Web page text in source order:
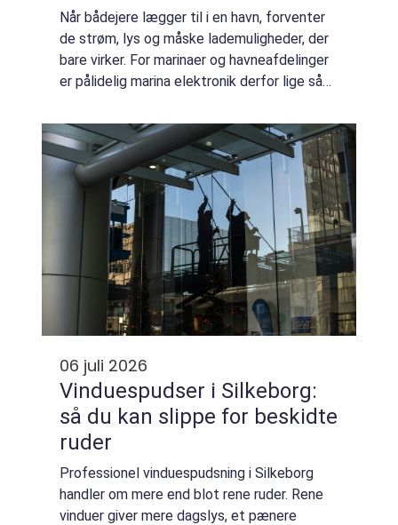
Når bådejere lægger til i en havn, forventer
de strøm, lys og måske lademuligheder, der
bare virker. For marinaer og havneafdelinger
er pålidelig marina elektronik derfor lige så
løsninger handler ikke ku...
06 juli 2026
Vinduespudser i Silkeborg:
så du kan slippe for beskidte
ruder
Professionel vinduespudsning i Silkeborg
handler om mere end blot rene ruder. Rene
vinduer giver mere dagslys, et pænere